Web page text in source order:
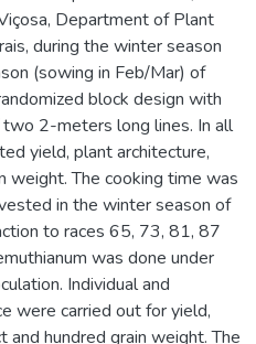
Department of Plant
during the winter season
(sowing in Feb/Mar) of
block design with
2-meters long lines. In all
yield, plant architecture,
weight. The cooking time was
in the winter season of
to races 65, 73, 81, 87
was done under
Individual and
were carried out for yield,
and hundred grain weight. The